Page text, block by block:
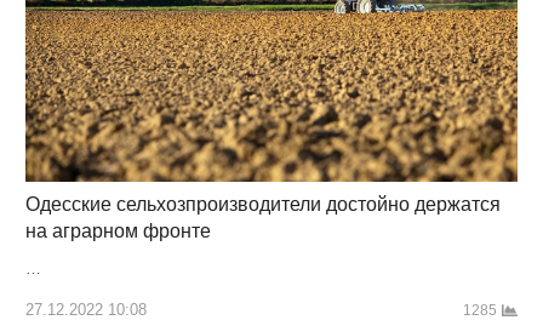
Одесские сельхозпроизводители достойно держатся
на аграрном фронте
27.12.2022 10:08 1285